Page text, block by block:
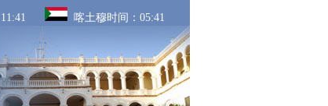
11:41 喀土穆时间： 05:41